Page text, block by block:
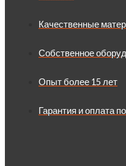
Качественные
Собственное
Опыт более 15 лет
Гарантия и оплата